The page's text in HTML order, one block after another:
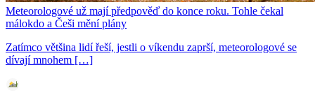
Meteorologové už mají předpověď do konce roku. Tohle čekal
málokdo a Češi mění plány
Zatímco většina lidí řeší, jestli o víkendu zaprší, meteorologové se
dívají mnohem […]